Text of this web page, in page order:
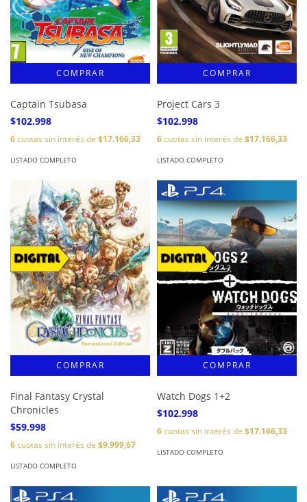
Captain Tsubasa
$102.998
6cuotas sin interés de $17.166,33
LISTADO COMPLETO
Project Cars 3
$102.998
6cuotas sin interés de $17.166,33
LISTADO COMPLETO
Final Fantasy Crystal
Chronicles
$59.998
6cuotas sin interés de $9.999,67
LISTADO COMPLETO
Watch Dogs 1+2
$102.998
6cuotas sin interés de $17.166,33
LISTADO COMPLETO